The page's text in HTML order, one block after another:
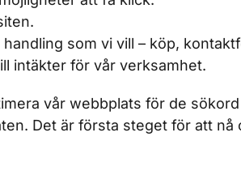
som vi vill – köp,
intäkter för vår verksamhet.
vår webbplats för de
Det är första steget för att nå